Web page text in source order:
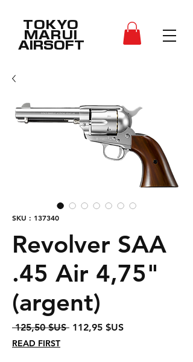
TOKYO
MARUI
AIRSOFT
SKU : 137340
Revolver SAA
.45 Air 4,75"
(argent)
125,50 $US Prix
112,95 $USPrix
READ FIRST